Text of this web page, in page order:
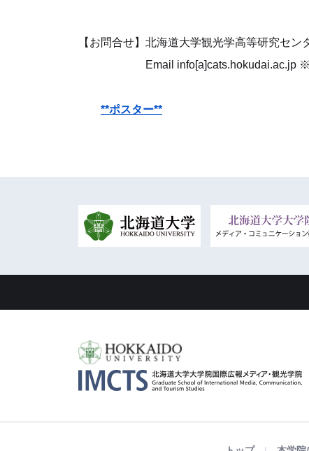
【お問合せ】北海道大学観光学高等研究セン
Email info[a]cats.hokudai.ac.jp ※[a]
**ポスター**